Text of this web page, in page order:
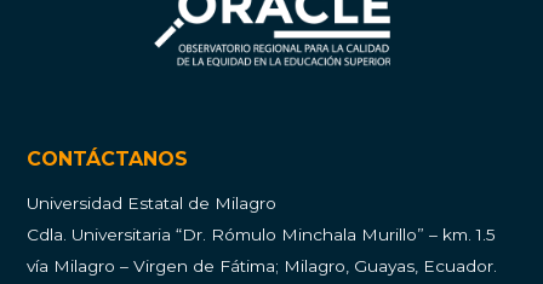
CONTÁCTANOS
Universidad Estatal de Milagro
Cdla. Universitaria “Dr. Rómulo Minchala Murillo” – km. 1.5
vía Milagro – Virgen de Fátima; Milagro, Guayas, Ecuador.